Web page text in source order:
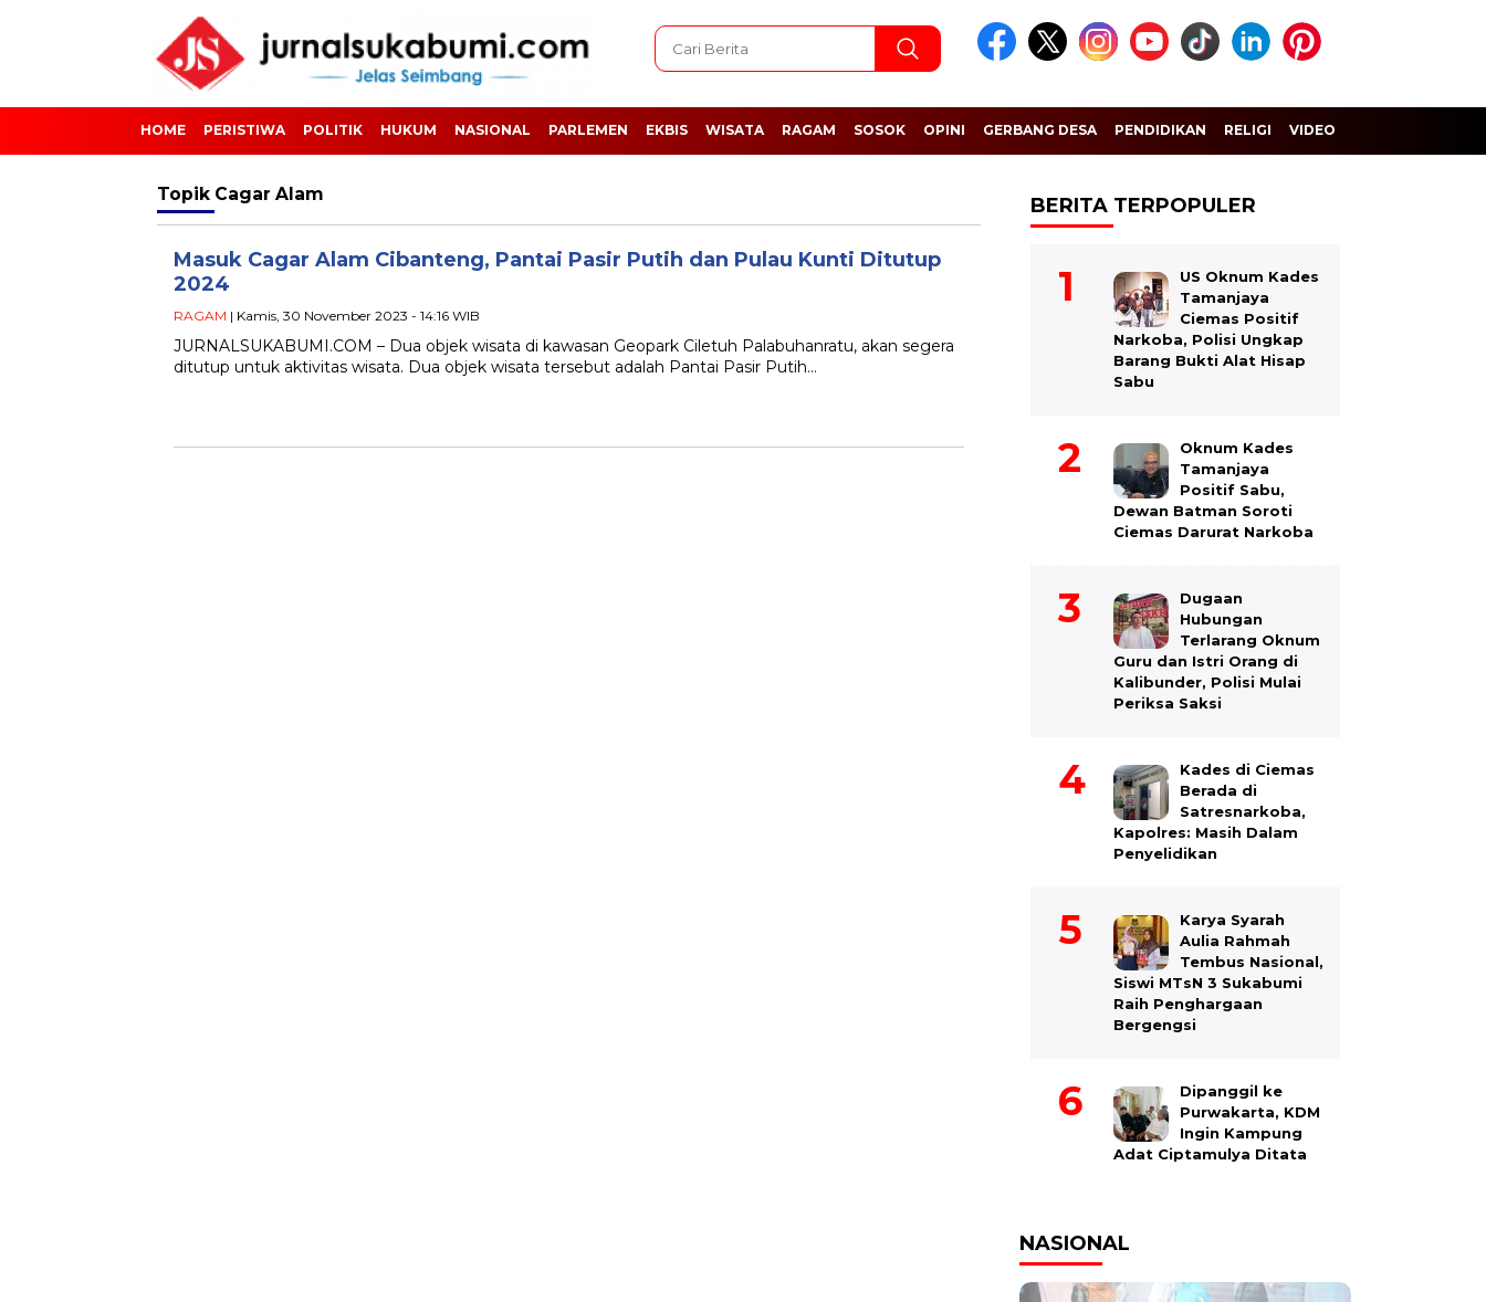
HOME PERISTIWA POLITIK HUKUM NASIONAL PARLEMEN EKBIS WISATA RAGAM SOSOK OPINI GERBANG DESA PENDIDIKAN RELIGI VIDEO
Topik Cagar Alam
Masuk Cagar Alam Cibanteng, Pantai Pasir Putih dan Pulau Kunti Ditutup
2024
RAGAM | Kamis, 30 November 2023 - 14:16 WIB
JURNALSUKABUMI.COM – Dua objek wisata di kawasan Geopark Ciletuh Palabuhanratu, akan segera
ditutup untuk aktivitas wisata. Dua objek wisata tersebut adalah Pantai Pasir Putih…
BERITA TERPOPULER
US Oknum Kades
Tamanjaya
Ciemas Positif
Narkoba, Polisi Ungkap
Barang Bukti Alat Hisap
Sabu
Oknum Kades
Tamanjaya
Positif Sabu,
Dewan Batman Soroti
Ciemas Darurat Narkoba
Dugaan
Hubungan
Terlarang Oknum
Guru dan Istri Orang di
Kalibunder, Polisi Mulai
Periksa Saksi
Kades di Ciemas
Berada di
Satresnarkoba,
Kapolres: Masih Dalam
Penyelidikan
Karya Syarah
Aulia Rahmah
Tembus Nasional,
Siswi MTsN 3 Sukabumi
Raih Penghargaan
Bergengsi
Dipanggil ke
Purwakarta, KDM
Ingin Kampung
Adat Ciptamulya Ditata
NASIONAL